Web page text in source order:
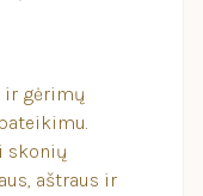
ir gėrimų
skonių
aštraus ir